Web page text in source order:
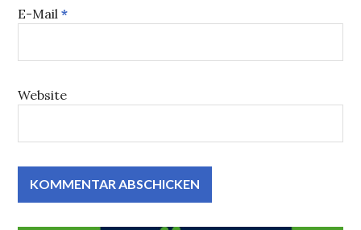
E-Mail*
Website